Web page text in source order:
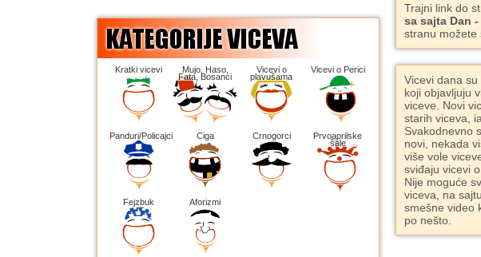
Trajni link do
sa sajta Dan
stranu možete
Vicevi dana
koji objavljuju
viceve. Novi
starih viceva,
Svakodnevno
novi, nekada
više vole
sviđaju vicevi
Nije moguće
viceva, na
smešne video
po nešto.
Kratki vicevi Mujo, Haso,
Fata, Bosanci
Vicevi o
plavušama
Vicevi o Perici
Panduri/Policajci Ciga Crnogorci Prvoaprilske
šale
Fejzbuk Aforizmi